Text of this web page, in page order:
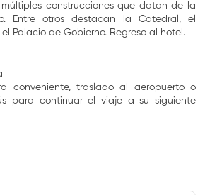
construcciones que datan de la
Entre otros destacan la Catedral, el
Palacio de Gobierno. Regreso al hotel.
conveniente, traslado al aeropuerto o
para continuar el viaje a su siguiente